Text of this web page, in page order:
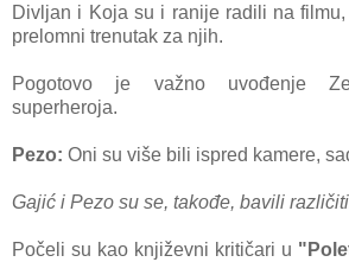
Divljan i Koja su i ranije radili na
prelomni trenutak za njih.
Pogotovo je važno uvođenje
superheroja.
Pezo: Oni su više bili ispred kamere,
Gajić i Pezo su se, takođe, bavili
Počeli su kao književni kritičari u